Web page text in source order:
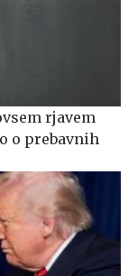
rjavem
o prebavnih